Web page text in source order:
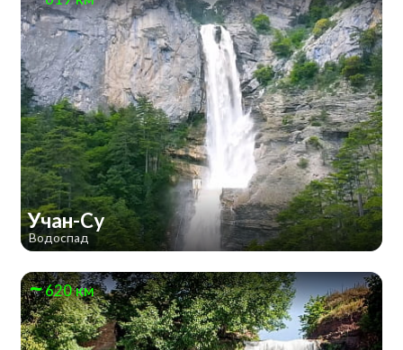
Учан-Су
Водоспад
620 км